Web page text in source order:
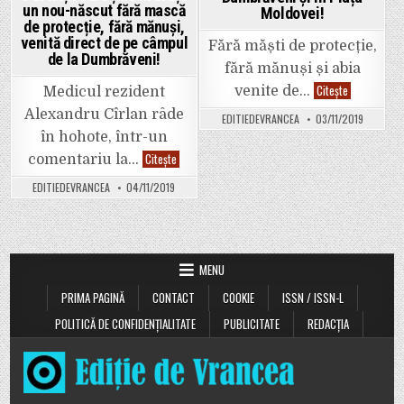
delegație
și
pentru
conducerea
Spitalului”
un nou-născut fără mască
de protecție, fără mănuși,
venită direct de pe câmpul
de la Dumbrăveni!
Medicul rezident
Alexandru Cîrlan râde
în hohote, într-un
comentariu la… Citește Medicul
rezident
Alexandru
Cîrlan
se
amuză
pe
baza
știrii
cu
ministrul
Sănătății
care
ține
în
brațe
nou-
născut
fără
EDITIEDEVRANCEA 04/11/2019
Moldovei!
Fără măști de protecție,
fără mănuși și abia
venite de… CiteșteÎNFIORĂTOR!
Bebelușii
de
la
Spitalul
Județean
Focșani,
puși
în
pericol
de
Ministrul
Sănătății,
Sorina
Pintea,
PSD
Viorica
Dăncilă!
EDITIEDEVRANCEA 03/11/2019
MENU
PRIMA PAGINĂ
CONTACT COOKIE
ISSN / ISSN-L
POLITICĂ DE CONFIDENȚIALITATE
PUBLICITATE REDACȚIA